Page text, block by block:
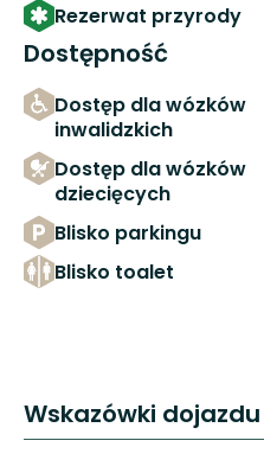
Rezerwat przyrody
Dostępność
Dostęp dla wózków
inwalidzkich
Dostęp dla wózków
dziecięcych
Blisko parkingu
Blisko toalet
Wskazówki dojazdu